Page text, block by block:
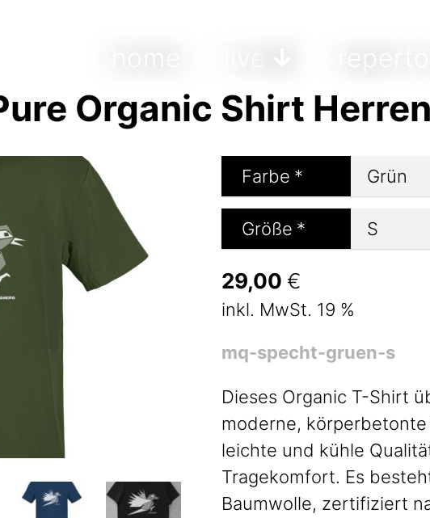
Organic Shirt Herren
Farbe *
Größe *
29,00 €
inkl. MwSt. 19 %
mq-specht-gruen-s
Dieses Organic T-Shirt
moderne,
leichte und kühle
Tragekomfort. Es
Baumwolle, zertifiziert